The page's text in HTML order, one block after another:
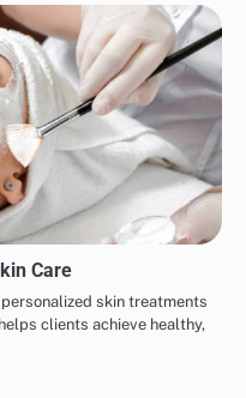
Care
skin treatments
clients achieve healthy,